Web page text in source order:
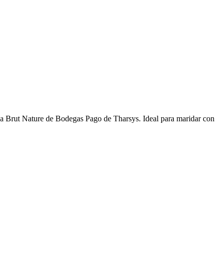
Nature de Bodegas Pago de Tharsys. Ideal para maridar